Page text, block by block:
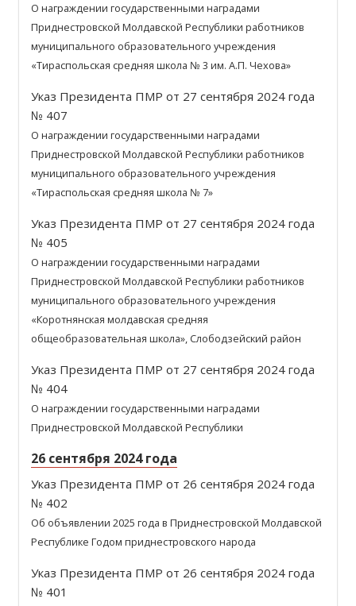
О награждении государственными наградами
Приднестровской Молдавской Республики работников
муниципального образовательного учреждения
«Тираспольская средняя школа № 3 им. А.П. Чехова»
Указ Президента ПМР от 27 сентября 2024 года
№ 407
О награждении государственными наградами
Приднестровской Молдавской Республики работников
муниципального образовательного учреждения
«Тираспольская средняя школа № 7»
Указ Президента ПМР от 27 сентября 2024 года
№ 405
О награждении государственными наградами
Приднестровской Молдавской Республики работников
муниципального образовательного учреждения
«Коротнянская молдавская средняя
общеобразовательная школа», Слободзейский район
Указ Президента ПМР от 27 сентября 2024 года
№ 404
О награждении государственными наградами
Приднестровской Молдавской Республики
26 сентября 2024 года
Указ Президента ПМР от 26 сентября 2024 года
№ 402
Об объявлении 2025 года в Приднестровской Молдавской
Республике Годом приднестровского народа
Указ Президента ПМР от 26 сентября 2024 года
№ 401